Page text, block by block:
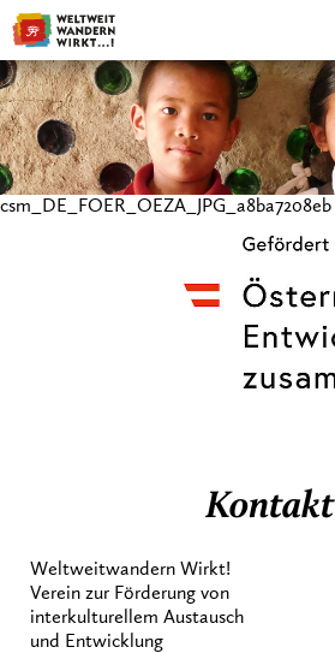
csm_DE_FOER_OEZA_JPG_a8ba7208eb
Kontakt
Weltweitwandern Wirkt!
Verein zur Förderung von
interkulturellem Austausch
und Entwicklung